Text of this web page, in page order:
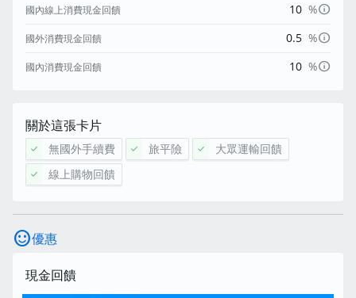
國內線上消費現金回饋 10 %info
國外消費現金回饋 0.5 %info
國內消費現金回饋 10 %info
關於這張卡片
check 無國外手續費 check 旅平險 check 大眾運輸回饋
check 線上購物回饋
sentiment_satisfied優惠
現金回饋